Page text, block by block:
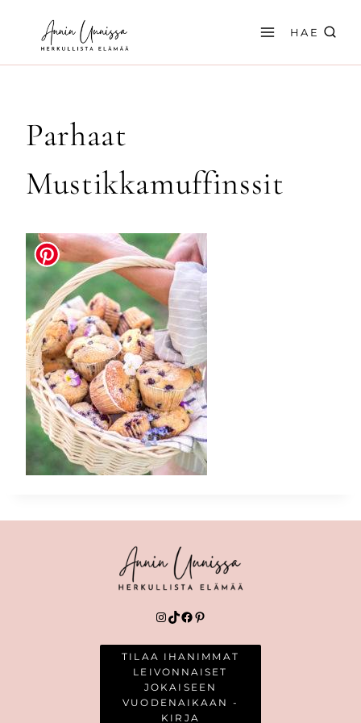
sisältöön
HAE
Parhaat
Mustikkamuffinssit
Instagram
TikTok
Facebook
Pinterest
TILAA IHANIMMAT
LEIVONNAISET
JOKAISEEN
VUODENAIKAAN -
KIRJA